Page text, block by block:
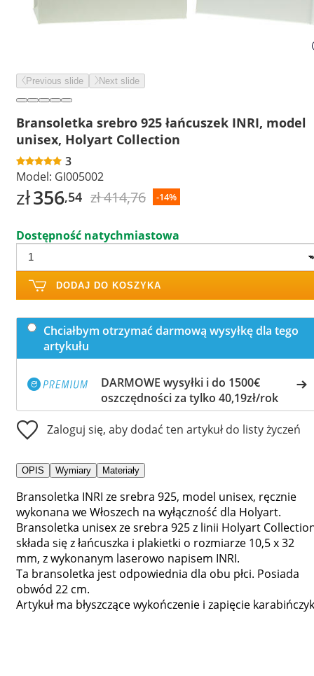
Previous slide Next slide
Bransoletka srebro 925 łańcuszek INRI, model
unisex, Holyart Collection
3
Model: GI005002
zł356,54 zł 414,76 -14%
Dostępność natychmiastowa
DODAJ DO KOSZYKA
Chciałbym otrzymać darmową wysyłkę dla tego
artykułu
DARMOWE wysyłki i do 1500€
oszczędności za tylko 40,19zł/rok
Zaloguj się, aby dodać ten artykuł do listy życzeń
OPIS Wymiary Materiały
Bransoletka INRI ze srebra 925, model unisex, ręcznie
wykonana we Włoszech na wyłączność dla Holyart.
Bransoletka unisex ze srebra 925 z linii Holyart
składa się z łańcuszka i plakietki o rozmiarze 10,5 x 32
mm, z wykonanym laserowo napisem INRI.
Ta bransoletka jest odpowiednia dla obu płci. Posiada
obwód 22 cm.
Artykuł ma błyszczące wykończenie i zapięcie